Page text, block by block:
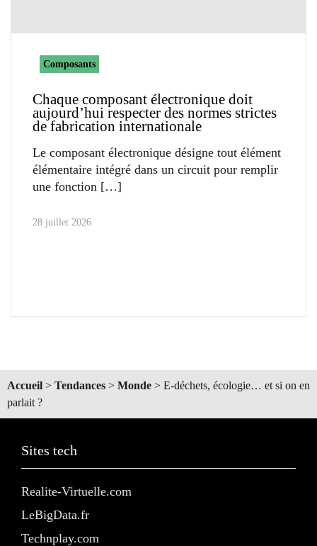
Composants
Chaque composant électronique doit
aujourd’hui respecter des normes strictes
de fabrication internationale
Le composant électronique désigne tout élément
élémentaire intégré dans un circuit pour remplir
une fonction
28 juillet 2026
Accueil > Tendances > Monde > E-déchets, écologie… et si on en
parlait ?
Sites tech
Realite-Virtuelle.com
LeBigData.fr
Technplay.com